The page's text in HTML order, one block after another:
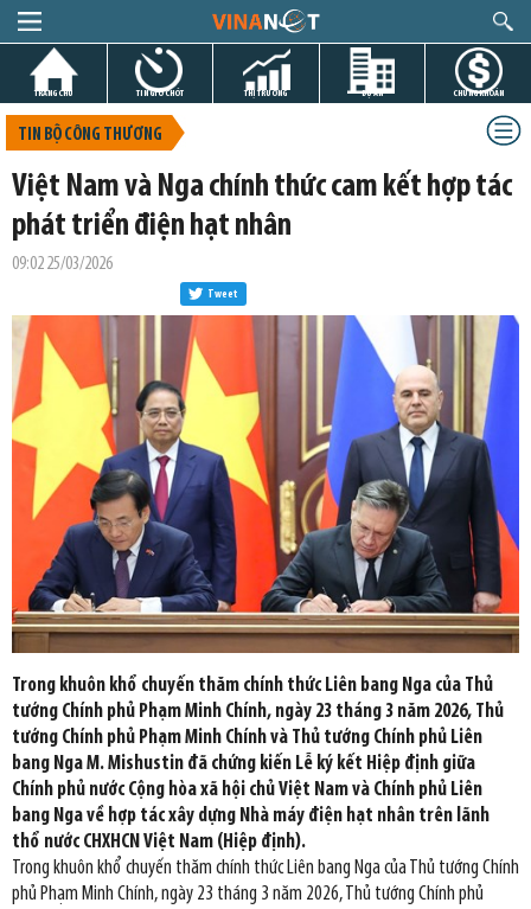
TRANG CHỦ TIN GIỜ CHÓT THỊ TRƯỜNG DỰ ÁN CHỨNG KHOÁN
TIN BỘ CÔNG THƯƠNG
Việt Nam và Nga chính thức cam kết hợp tác
phát triển điện hạt nhân
09:02 25/03/2026
Tweet
Trong khuôn khổ chuyến thăm chính thức Liên bang Nga của Thủ
tướng Chính phủ Phạm Minh Chính, ngày 23 tháng 3 năm 2026, Thủ
tướng Chính phủ Phạm Minh Chính và Thủ tướng Chính phủ Liên
bang Nga M. Mishustin đã chứng kiến Lễ ký kết Hiệp định giữa
Chính phủ nước Cộng hòa xã hội chủ Việt Nam và Chính phủ Liên
bang Nga về hợp tác xây dựng Nhà máy điện hạt nhân trên lãnh
thổ nước CHXHCN Việt Nam (Hiệp định).
Trong khuôn khổ chuyến thăm chính thức Liên bang Nga của Thủ tướng Chính
phủ Phạm Minh Chính, ngày 23 tháng 3 năm 2026, Thủ tướng Chính phủ